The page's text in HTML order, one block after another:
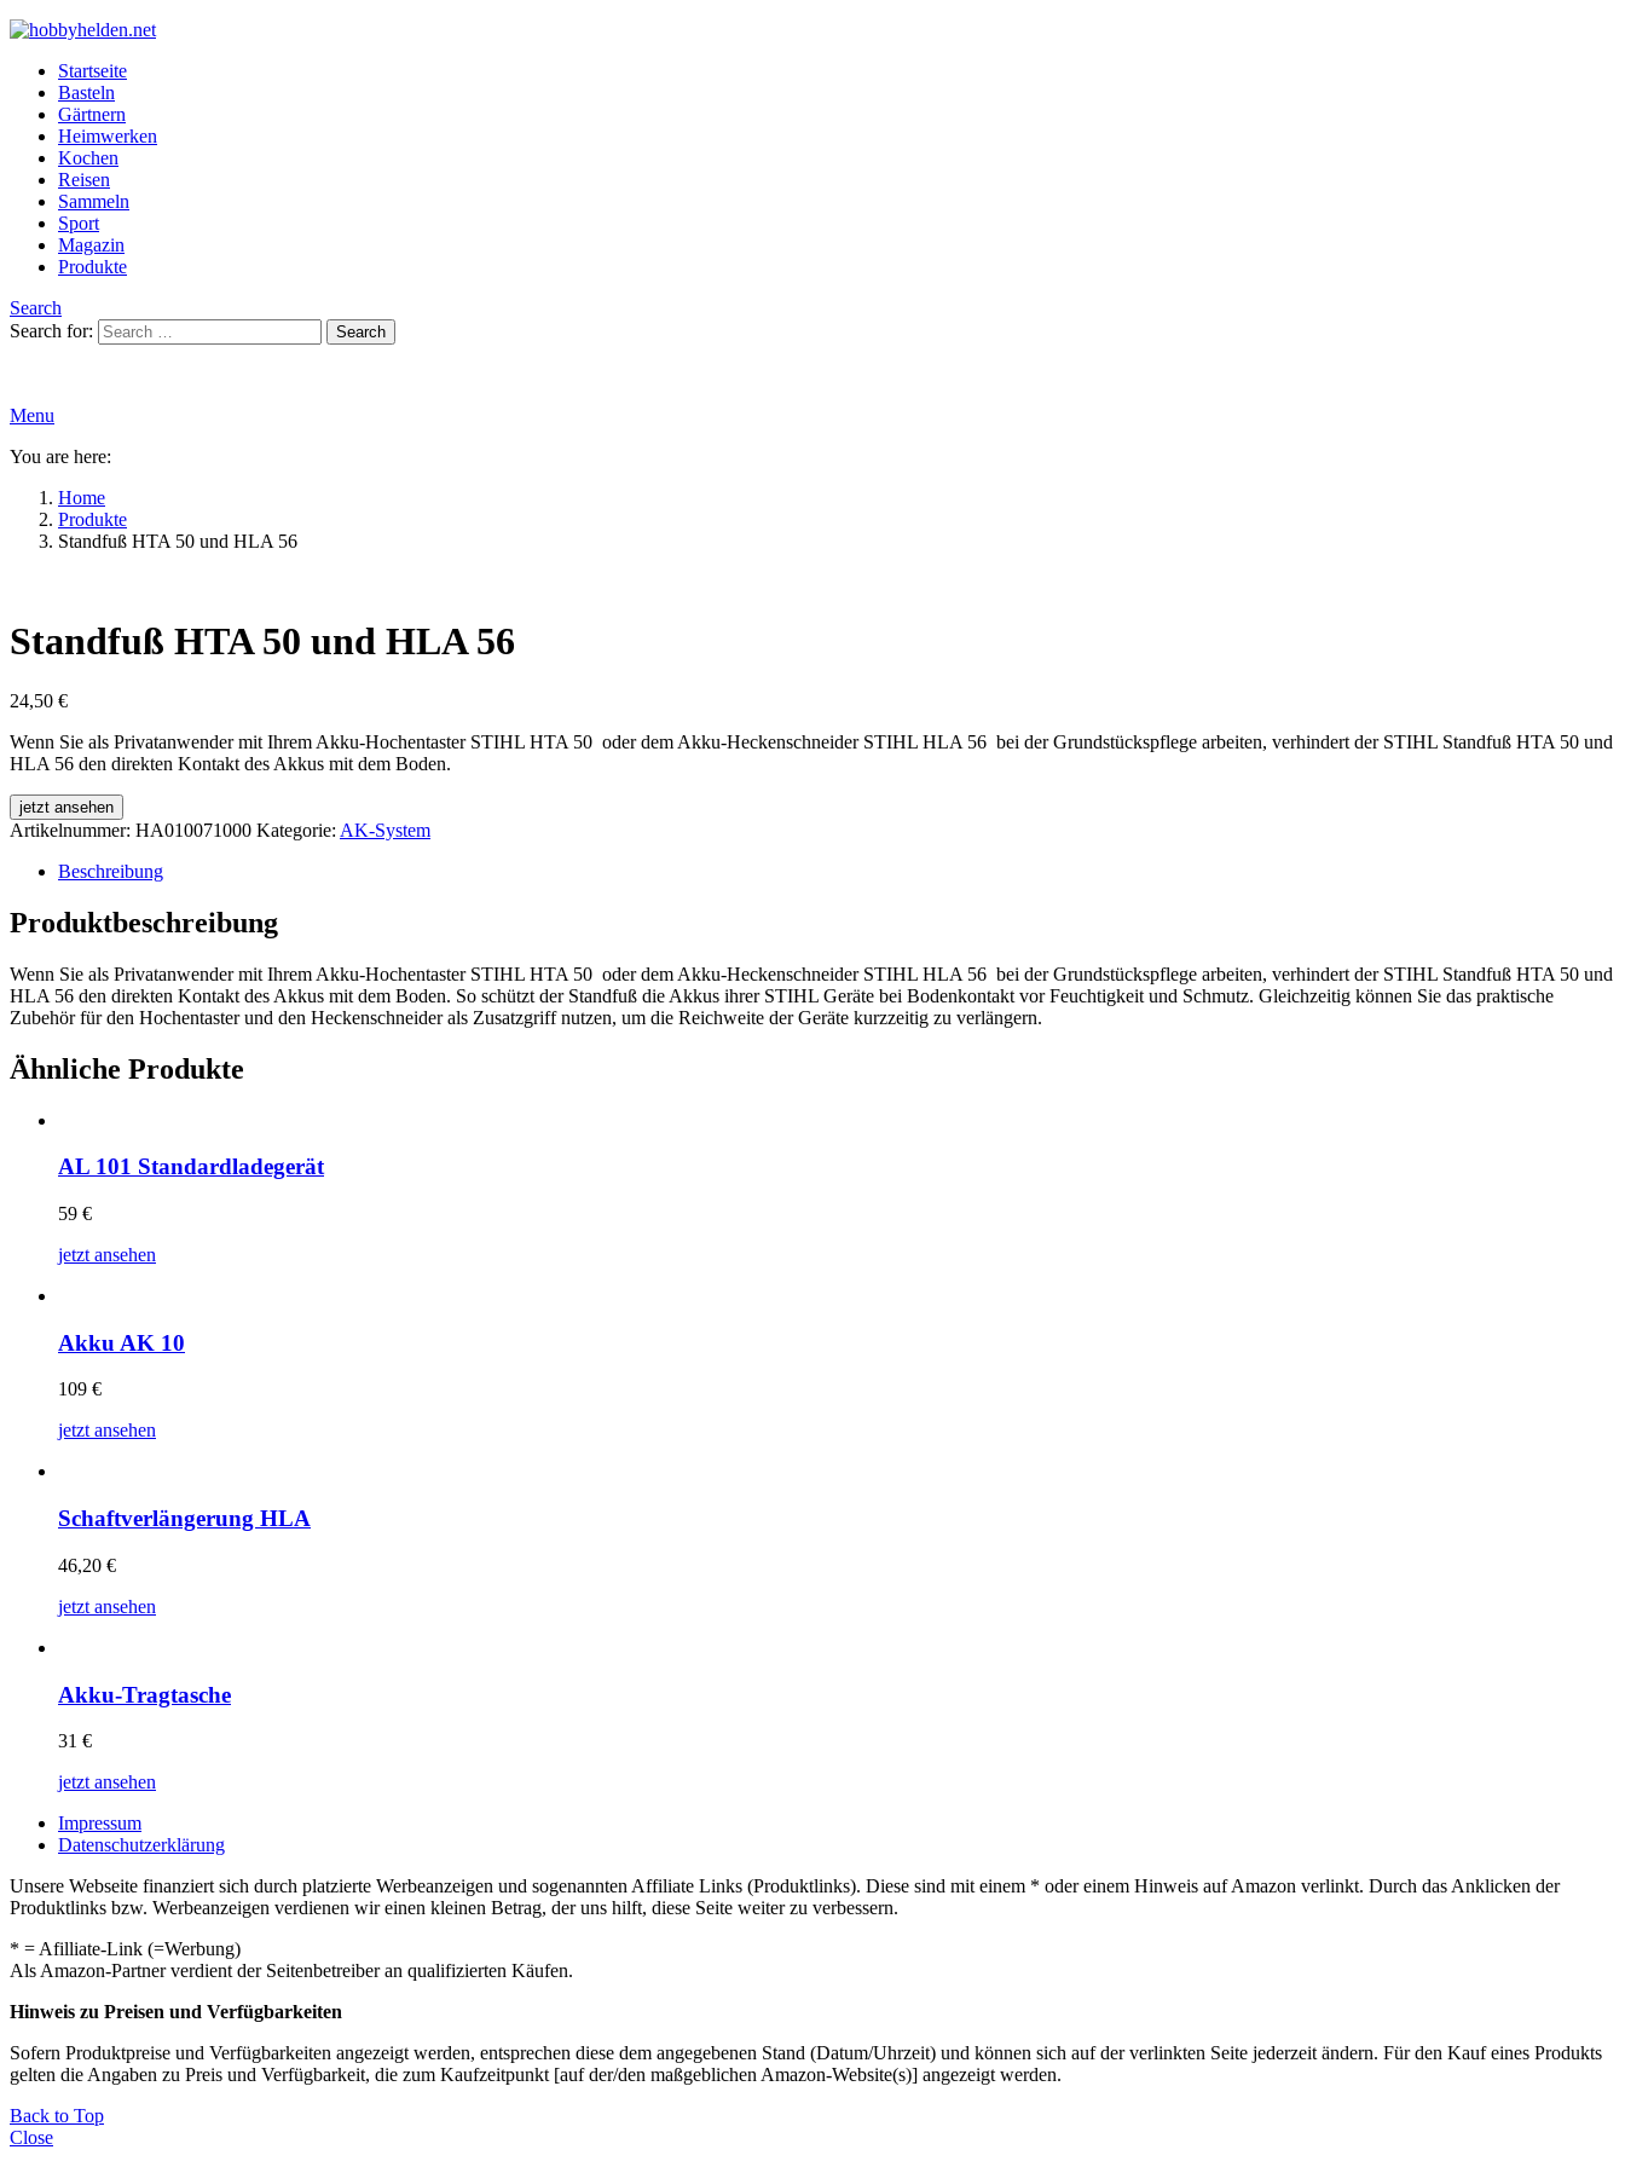
Startseite
Basteln
Gärtnern
Heimwerken
Kochen
Reisen
Sammeln
Sport
Magazin
Produkte
Search
Search for:
Search
Menu
You are here:
Home
Produkte
Standfuß HTA 50 und HLA 56
Standfuß HTA 50 und HLA 56
24,50 €
Wenn Sie als Privatanwender mit Ihrem Akku-Hochentaster STIHL HTA 50 oder dem Akku-Heckenschneider STIHL HLA 56 bei der Grundstückspflege arbeiten, verhindert der STIHL Standfuß HTA 50 und
HLA 56 den direkten Kontakt des Akkus mit dem Boden.
jetzt ansehen
Artikelnummer: HA010071000 Kategorie: AK-System
Beschreibung
Produktbeschreibung
Wenn Sie als Privatanwender mit Ihrem Akku-Hochentaster STIHL HTA 50 oder dem Akku-Heckenschneider STIHL HLA 56 bei der Grundstückspflege arbeiten, verhindert der STIHL Standfuß HTA 50 und
HLA 56 den direkten Kontakt des Akkus mit dem Boden. So schützt der Standfuß die Akkus ihrer STIHL Geräte bei Bodenkontakt vor Feuchtigkeit und Schmutz. Gleichzeitig können Sie das praktische
Zubehör für den Hochentaster und den Heckenschneider als Zusatzgriff nutzen, um die Reichweite der Geräte kurzzeitig zu verlängern.
Ähnliche Produkte
AL 101 Standardladegerät
59 €
jetzt ansehen
Akku AK 10
109 €
jetzt ansehen
Schaftverlängerung HLA
46,20 €
jetzt ansehen
Akku-Tragtasche
31 €
jetzt ansehen
Impressum
Datenschutzerklärung
Unsere Webseite finanziert sich durch platzierte Werbeanzeigen und sogenannten Affiliate Links (Produktlinks). Diese sind mit einem * oder einem Hinweis auf Amazon verlinkt. Durch das Anklicken der
Produktlinks bzw. Werbeanzeigen verdienen wir einen kleinen Betrag, der uns hilft, diese Seite weiter zu verbessern.
* = Afilliate-Link (=Werbung)
Als Amazon-Partner verdient der Seitenbetreiber an qualifizierten Käufen.
Hinweis zu Preisen und Verfügbarkeiten
Sofern Produktpreise und Verfügbarkeiten angezeigt werden, entsprechen diese dem angegebenen Stand (Datum/Uhrzeit) und können sich auf der verlinkten Seite jederzeit ändern. Für den Kauf eines Produkts
gelten die Angaben zu Preis und Verfügbarkeit, die zum Kaufzeitpunkt [auf der/den maßgeblichen Amazon-Website(s)] angezeigt werden.
Back to Top
Close